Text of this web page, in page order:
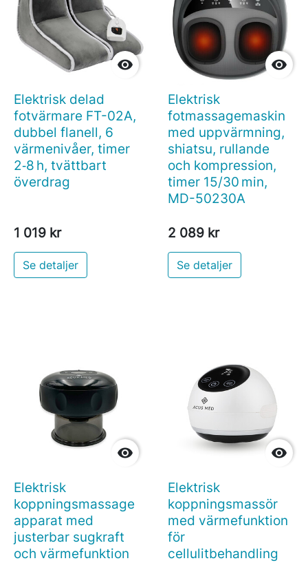

Elektrisk delad
fotvärmare FT-02A,
dubbel flanell, 6
värmenivåer, timer
2‑8 h, tvättbart
överdrag
1 019 kr
Se detaljer

Elektrisk
fotmassagemaskin
med uppvärmning,
shiatsu, rullande
och kompression,
timer 15/30 min,
MD-50230A
2 089 kr
Se detaljer

Elektrisk
koppningsmassage
apparat med
justerbar sugkraft
och värmefunktion

Elektrisk
koppningsmassör
med värmefunktion
för
cellulitbehandling